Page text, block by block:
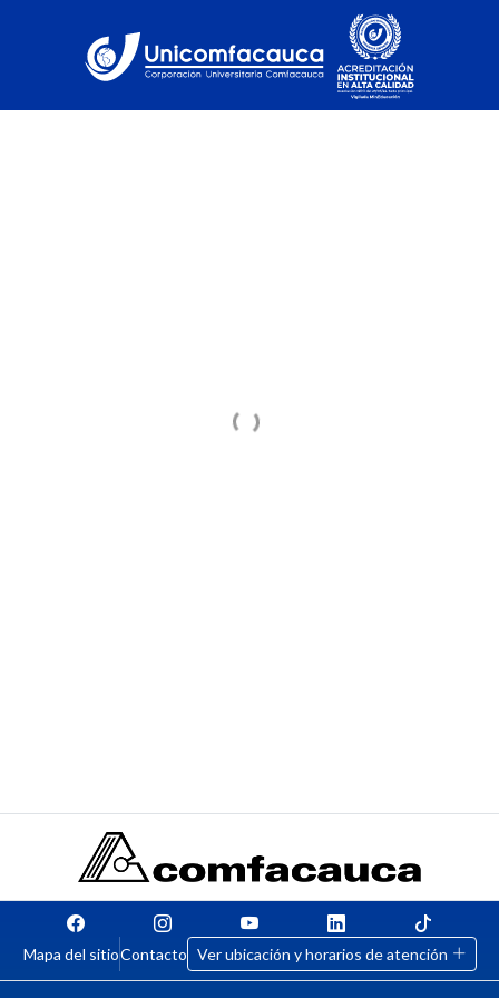
Mapa del sitioContacto Ver ubicación y horarios de atención